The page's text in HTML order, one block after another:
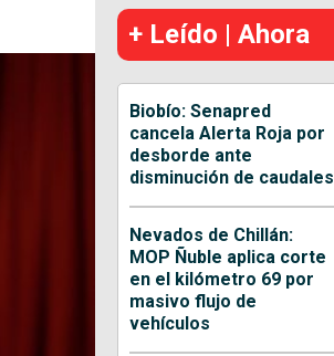
+ Leído | Ahora
Biobío: Senapred
cancela Alerta Roja por
desborde ante
disminución de caudales
Nevados de Chillán:
MOP Ñuble aplica corte
en el kilómetro 69 por
masivo flujo de
vehículos